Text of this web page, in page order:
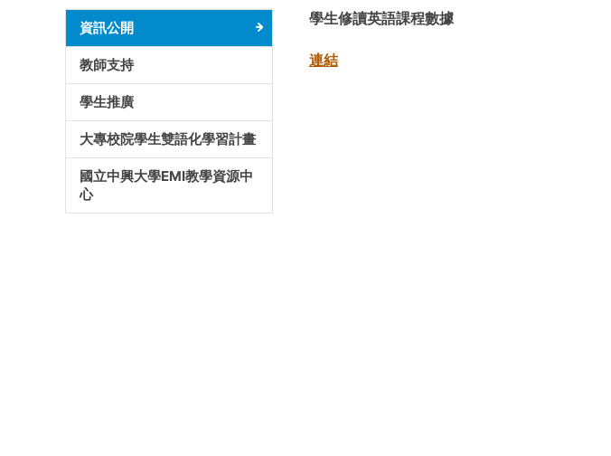
資訊公開
教師支持
學生推廣
大專校院學生雙語化學習計畫
國立中興大學EMI教學資源中
心
學生修讀英語課程數據
連結